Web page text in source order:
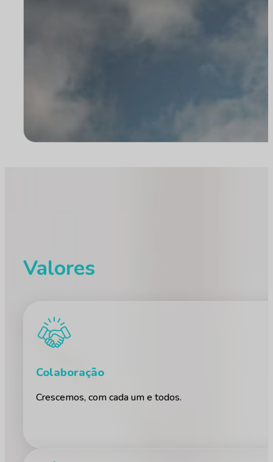
Valores
Colaboração
Crescemos, com cada um e todos.